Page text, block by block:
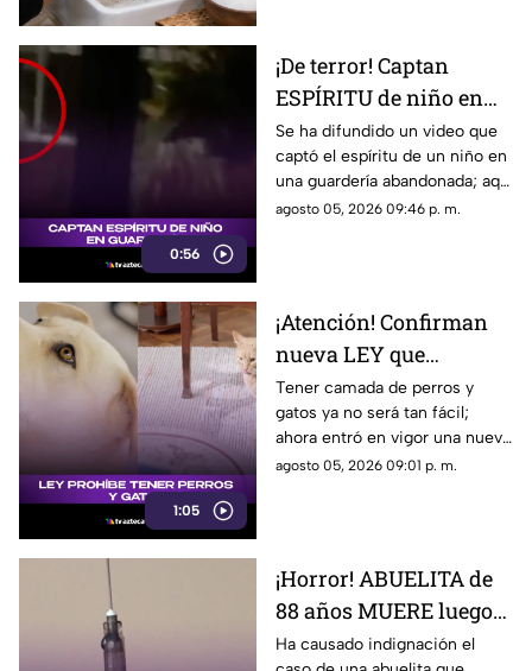
0:56
¡De terror! Captan
ESPÍRITU de niño en
guardería; así luce
(+VIDEO)
Se ha difundido un video que
captó el espíritu de un niño en
una guardería abandonada; aquí
te compartimos los detalles de
agosto 05, 2026 09:46 p. m.
1:05
¡Atención! Confirman
nueva LEY que
PROHIBE TENER
PERROS y gatos; esto se
sabe
Tener camada de perros y
gatos ya no será tan fácil;
ahora entró en vigor una nueva
ley que prohibe tenerlos. Aquí
agosto 05, 2026 09:01 p. m.
¡Horror! ABUELITA de
88 años MUERE luego
de que le INYECTARAN
Ha causado indignación el